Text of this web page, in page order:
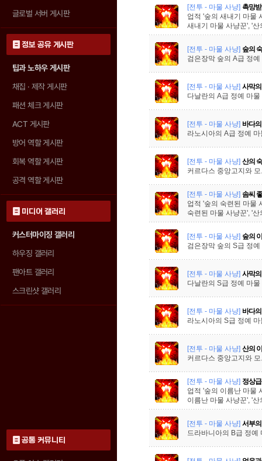
글로벌 서버 게시판
정보 공유 게시판
팁과 노하우 게시판
채집 · 제작 게시판
패션 체크 게시판
ACT 게시판
방어 역할 게시판
회복 역할 게시판
공격 역할 게시판
미디어 갤러리
커스터마이징 갤러리
하우징 갤러리
팬아트 갤러리
스크린샷 갤러리
공통 커뮤니티
[전투 - 마물 사냥] 촉망
업적 '숲의 새내기 마물
새내기 마물 사냥꾼', '
[전투 - 마물 사냥] 숲의
검은장막 숲의 A급 정
[전투 - 마물 사냥] 사막
다날란의 A급 정예 마
[전투 - 마물 사냥] 바다
라노시아의 A급 정예
[전투 - 마물 사냥] 산의
커르다스 중앙고지와
[전투 - 마물 사냥] 솜씨
업적 '숲의 숙련된 마물
숙련된 마물 사냥꾼', '
[전투 - 마물 사냥] 숲의
검은장막 숲의 S급 정
[전투 - 마물 사냥] 사막
다날란의 S급 정예 마
[전투 - 마물 사냥] 바다
라노시아의 S급 정예
[전투 - 마물 사냥] 산의
커르다스 중앙고지와
[전투 - 마물 사냥] 정상
업적 '숲의 이름난 마물
이름난 마물 사냥꾼', '
[전투 - 마물 사냥] 서부
드라바니아의 B급 정예